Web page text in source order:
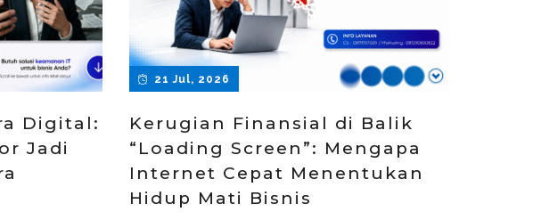
Digital:
Jadi
21 Jul, 2026
Kerugian Finansial di Balik
“Loading Screen”: Mengapa
Internet Cepat Menentukan
Hidup Mati Bisnis